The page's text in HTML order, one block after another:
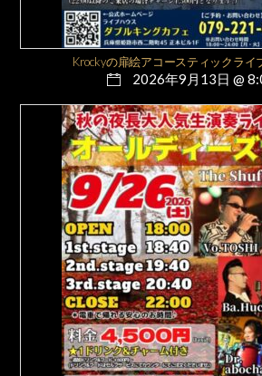
Krockyの扉絵アコースティックラ
2026年9月13日 @